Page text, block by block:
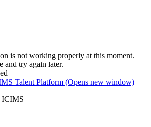
is not working properly at this moment.
and try again later.
ICIMS